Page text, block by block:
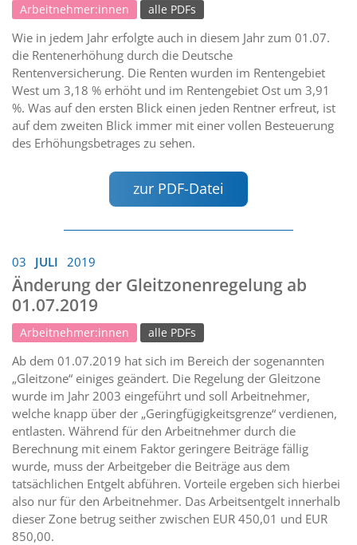
Arbeitnehmer:innen alle PDFs
Wie in jedem Jahr erfolgte auch in diesem Jahr zum 01.07.
die Rentenerhöhung durch die Deutsche
Rentenversicherung. Die Renten wurden im Rentengebiet
West um 3,18 % erhöht und im Rentengebiet Ost um 3,91
%. Was auf den ersten Blick einen jeden Rentner erfreut, ist
auf dem zweiten Blick immer mit einer vollen Besteuerung
des Erhöhungsbetrages zu sehen.
zur PDF-Datei
03 JULI 2019
Änderung der Gleitzonenregelung ab
01.07.2019
Arbeitnehmer:innen alle PDFs
Ab dem 01.07.2019 hat sich im Bereich der sogenannten
„Gleitzone“ einiges geändert. Die Regelung der Gleitzone
wurde im Jahr 2003 eingeführt und soll Arbeitnehmer,
welche knapp über der „Geringfügigkeitsgrenze“ verdienen,
entlasten. Während für den Arbeitnehmer durch die
Berechnung mit einem Faktor geringere Beiträge fällig
wurde, muss der Arbeitgeber die Beiträge aus dem
tatsächlichen Entgelt abführen. Vorteile ergeben sich hierbei
also nur für den Arbeitnehmer. Das Arbeitsentgelt innerhalb
dieser Zone betrug seither zwischen EUR 450,01 und EUR
850,00.